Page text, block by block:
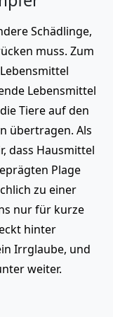
Schädlinge,
muss. Zum
Lebensmittel
Tiere auf den
übertragen. Als
dass Hausmittel
Plage
zu einer
nur für kurze
hinter
Irrglaube, und
weiter.